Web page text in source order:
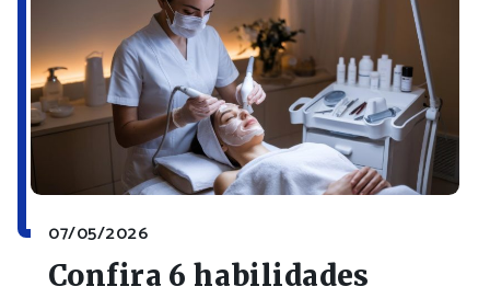
07/05/2026
Confira 6 habilidades